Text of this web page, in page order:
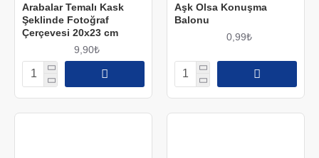
Arabalar Temalı Kask
Şeklinde Fotoğraf
Çerçevesi 20x23 cm
9,90₺
Aşk Olsa Konuşma
Balonu
0,99₺